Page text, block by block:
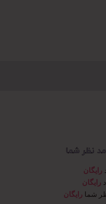
نظر شما
رایگان
رایگان
شما رایگان